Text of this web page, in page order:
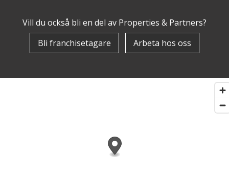
Vill du också bli en del av Properties & Partners?
Bli franchisetagare
Arbeta hos oss